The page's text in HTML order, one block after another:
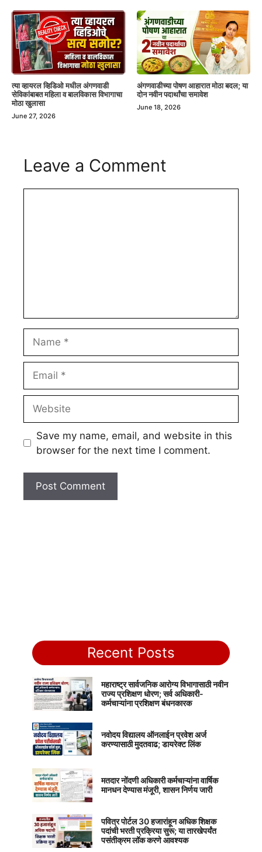
त्या व्हायरल व्हिडिओ मधील अंगणवाडी
सेविकांबाबत महिला व बालविकास विभागाचा
मोठा खुलासा
June 27, 2026
अंगणवाडीच्या पोषण आहारात मोठा बदल; या
दोन नवीन पदार्थांचा समावेश
June 18, 2026
Leave a Comment
Save my name, email, and website in this
browser for the next time I comment.
Recent Posts
महाराष्ट्र सार्वजनिक आरोग्य विभागासाठी नवीन
राज्य प्रशिक्षण धोरण; सर्व अधिकारी-
कर्मचाऱ्यांना प्रशिक्षण बंधनकारक
नवोदय विद्यालय ऑनलाईन प्रवेश अर्ज
करण्यासाठी मुदतवाढ; डायरेक्ट लिंक
मतदार नोंदणी अधिकारी कर्मचाऱ्यांना वार्षिक
मानधन देण्यास मंजूरी, शासन निर्णय जारी
पवित्र पोर्टल 30 हजारांहून अधिक शिक्षक
पदांची भरती प्रक्रिया सुरू; या तारखेपर्यंत
पसंतीक्रम लॉक करणे आवश्यक